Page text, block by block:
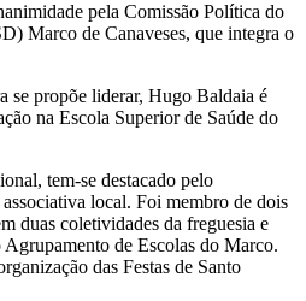
pela Comissão Política do
Marco de Canaveses, que integra o
se propõe liderar, Hugo Baldaia é
na Escola Superior de Saúde do
tem-se destacado pelo
local. Foi membro de dois
duas coletividades da freguesia e
de Escolas do Marco.
das Festas de Santo